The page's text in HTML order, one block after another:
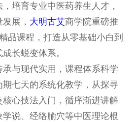
培育专业中医药养生人才，
展， 大明古艾商学院重磅推
品课程，打造从零基础小白到
长蜕变体系。
与现代实用，课程体系科学
七天的系统化教学，从探寻
心技法入门，循序渐进讲解
说、经络腧穴等中医理论根